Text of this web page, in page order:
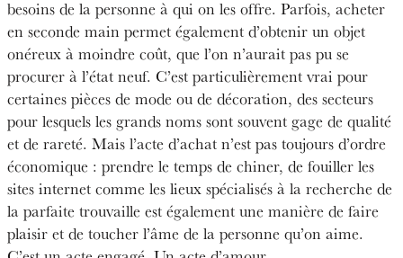
besoins de la personne à qui on les offre. Parfois, acheter
en seconde main permet également d’obtenir un objet
onéreux à moindre coût, que l’on n’aurait pas pu se
procurer à l’état neuf. C’est particulièrement vrai pour
certaines pièces de mode ou de décoration, des secteurs
pour lesquels les grands noms sont souvent gage de qualité
et de rareté. Mais l’acte d’achat n’est pas toujours d’ordre
économique : prendre le temps de chiner, de fouiller les
sites internet comme les lieux spécialisés à la recherche de
la parfaite trouvaille est également une manière de faire
plaisir et de toucher l’âme de la personne qu’on aime.